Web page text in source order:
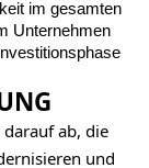
im gesamten
Unternehmen
ab, die
und